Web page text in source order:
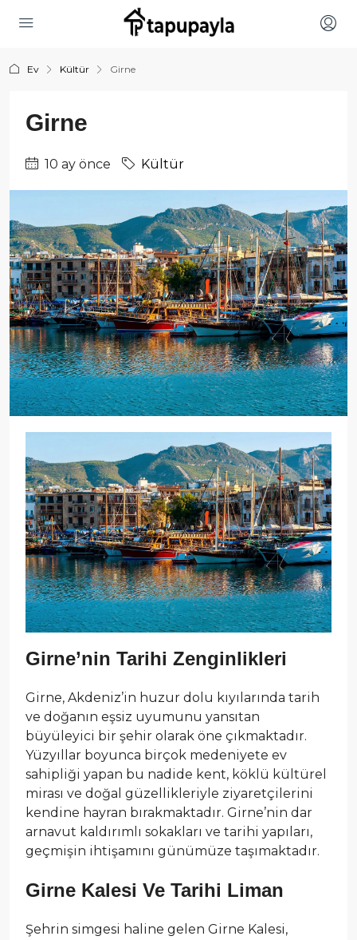
Ev Kültür Girne
Girne
10 ay önce Kültür
Girne’nin Tarihi Zenginlikleri
Girne, Akdeniz’in huzur dolu kıyılarında tarih
ve doğanın eşsiz uyumunu yansıtan
büyüleyici bir şehir olarak öne çıkmaktadır.
Yüzyıllar boyunca birçok medeniyete ev
sahipliği yapan bu nadide kent, köklü kültürel
mirası ve doğal güzellikleriyle ziyaretçilerini
kendine hayran bırakmaktadır. Girne’nin dar
arnavut kaldırımlı sokakları ve tarihi yapıları,
geçmişin ihtişamını günümüze taşımaktadır.
Girne Kalesi Ve Tarihi Liman
Şehrin simgesi haline gelen Girne Kalesi,